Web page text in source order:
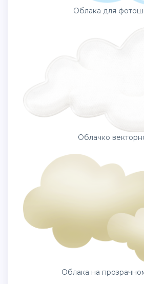
Облака для
Облачко
Облака на